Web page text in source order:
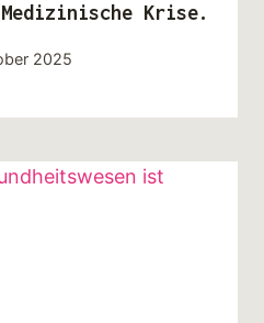
Krise.
2025